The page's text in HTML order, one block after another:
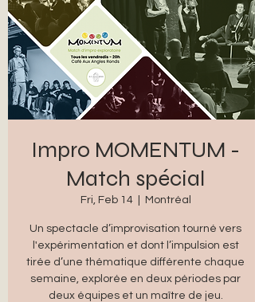
Impro MOMENTUM -
Match spécial
Fri, Feb 14
  |
Montréal
Un spectacle d’improvisation tourné vers
l'expérimentation et dont l’impulsion est
tirée d’une thématique différente chaque
semaine, explorée en deux périodes par
deux équipes et un maître de jeu.